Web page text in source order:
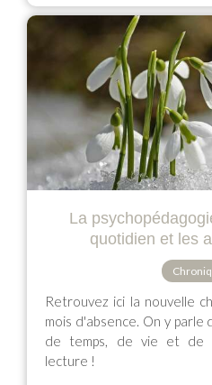
La
quotidien et les
Retrouvez ici la nouvelle
mois d'absence. On y parle
de temps, de vie et de
lecture !